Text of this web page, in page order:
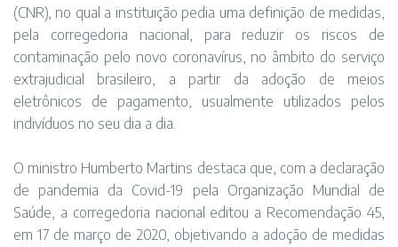
(CNR), no qual a instituição pedia uma definição de medidas,
pela corregedoria nacional, para reduzir os riscos de
contaminação pelo novo coronavírus, no âmbito do serviço
extrajudicial brasileiro, a partir da adoção de meios
eletrônicos de pagamento, usualmente utilizados pelos
indivíduos no seu dia a dia.
O ministro Humberto Martins destaca que, com a declaração
de pandemia da Covid-19 pela Organização Mundial de
Saúde, a corregedoria nacional editou a Recomendação 45,
em 17 de março de 2020, objetivando a adoção de medidas